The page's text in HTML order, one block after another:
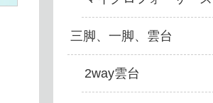
三脚、一脚、雲台
2way雲台